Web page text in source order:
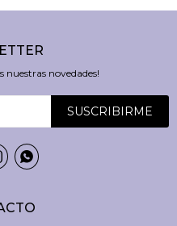
nuestras novedades!
SUSCRIBIRME
